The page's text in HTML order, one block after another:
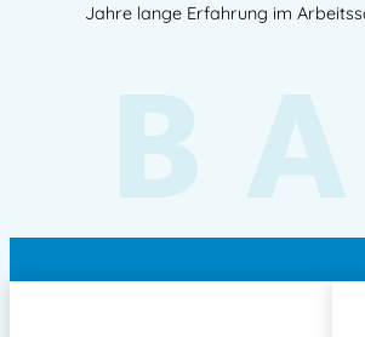
Jahre lange Erfahrung im